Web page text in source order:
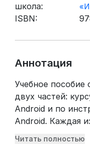
школа:
ISBN:
Аннотация
Учебное
двух частей:
Android и по
Android. Каждая
которой сначала
Читать полностью